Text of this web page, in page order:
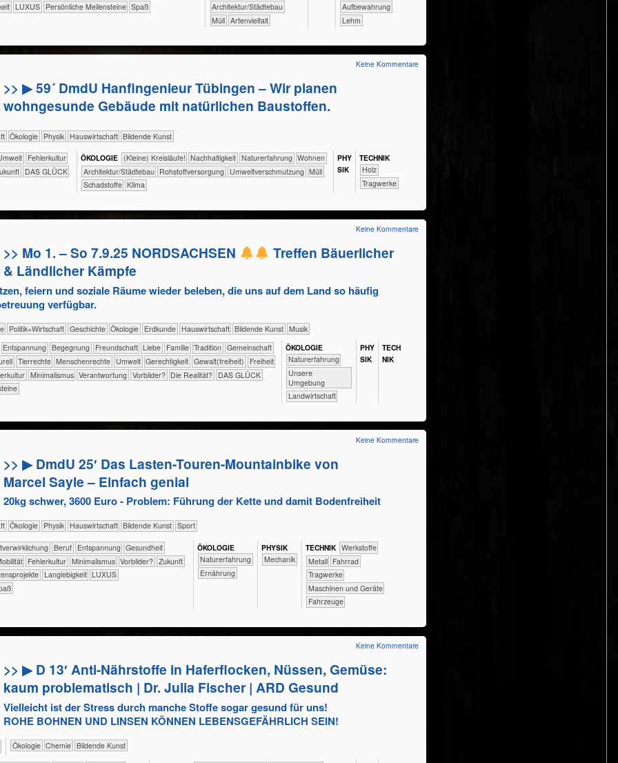
LUXUS Persönliche Meilensteine Spaß
​​​Architektur/­Städtebau
​Müll Artenvielfalt
Aufbewahrung
Lehm
>> ▶ 59´ DmdU Hanfingenieur Tübingen – Wir planen
wohngesunde Gebäude mit natürlichen Baustoffen.
​​​​​​​​Ökologie ​​​​​​​Physik ​Haus­wirtschaft Bildende Kunst
​​Fehlerkultur
DAS GLÜCK
ÖKO​LOGIE ​​​​​​​​​​​​​​(Kleine) Kreisläufe! ​​​​​​​​​​​​​​​Nachhaltigkeit ​​​​​​​​​​​​​Naturerfahrung ​​​​Wohnen
​​​Architektur/­Städtebau ​​Rohstoffversorgung ​​Umweltverschmutzung ​Müll
​Schadstoffe Klima
PHY​
SIK
TECH​NIK
​​​​​​​​Holz
​​​​​Tragwerke
Keine Kommentare
>> Mo 1. – So 7.9.25 NORDSACHSEN
Treffen Bäuerlicher
& Ländlicher Kämpfe
feiern und soziale Räume wieder beleben, die uns auf dem Land so häufig
verfügbar.
​​​​​​​​​Politik+​Wirtschaft ​​​​​​​​Geschichte ​​​​​​​​Ökologie ​​​​​Erdkunde ​Haus­wirtschaft Bildende Kunst Musik
​​​​​​​​​​​​​Entspannung ​​​​​​​​​​​​Begegnung ​​​​​​​​​​​​Freundschaft ​​​​​​​​​​​​Liebe ​​​​​​​​​​​Familie ​​​​​​​​​​​Tradition ​​​​​​​​​​Gemeinschaft
​​​​​​​​Tierrechte ​​​​​​​Menschenrechte ​​​​​Umwelt ​​​​Gerechtigkeit ​​​​Gewalt(freiheit)
​​​Freiheit
​​Minimalismus ​​Verantwortung ​​Vorbilder? ​Die Realität? DAS GLÜCK
ÖKO​LOGIE
​​​​​​​​​​​​​Naturerfahrung
​​​​​​​​​​​​​Unsere
Umgebung
​​​​​Landwirtschaft
PHY​
SIK
TECH​
NIK
Keine Kommentare
>> ▶ DmdU 25′ Das Lasten-Touren-Mountainbike von
Marcel Sayle – Einfach genial
20kg schwer, 3600 Euro - Problem: Führung der Kette und damit Bodenfreiheit
​​​​​​​​Ökologie ​​​​​​​Physik ​Haus­wirtschaft Bildende Kunst Sport
​​​​​​​​​​​​​​​Beruf ​​​​​​​​​​​​​Entspannung ​​​​​​Gesundheit
​​Fehlerkultur ​​Minimalismus ​​Vorbilder? ​Zukunft
Langlebigkeit LUXUS
ÖKO​LOGIE
​​​​​​​​​​​​​Naturerfahrung
​​​​Ernährung
PHY​SIK
​​​Mechanik
TECH​NIK ​​​​​​​​​Werkstoffe
​​​​​​​​Metall ​​​​​​​Fahrrad
​​​​​Tragwerke
​​​​Maschinen und Geräte
​Fahrzeuge
Keine Kommentare
>> ▶ D 13′ Anti-Nährstoffe in Haferflocken, Nüssen, Gemüse:
kaum problematisch | Dr. Julia Fischer | ARD Gesund
Vielleicht ist der Stress durch manche Stoffe sogar gesund für uns!
ROHE BOHNEN UND LINSEN KÖNNEN LEBENSGEFÄHRLICH SEIN!
​​​​​​​​Ökologie ​​​​​Chemie Bildende Kunst
Keine Kommentare